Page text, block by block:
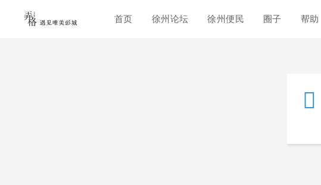
首页 徐州论坛 徐州便民 圈子 帮助